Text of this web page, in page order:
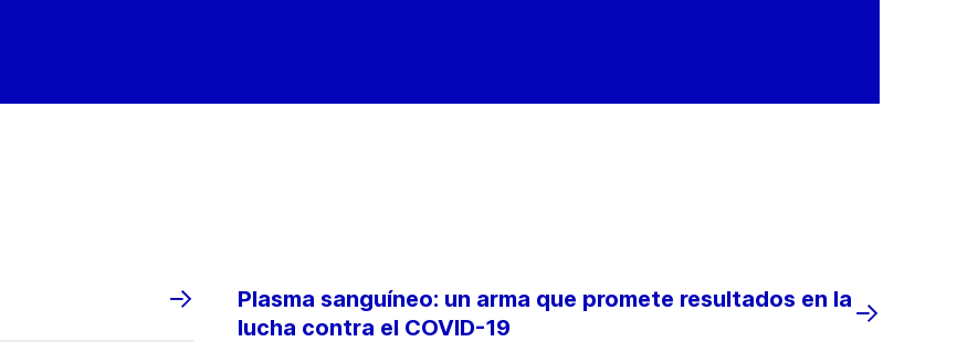
Plasma sanguíneo: un arma que promete resultados en la
lucha contra el COVID-19